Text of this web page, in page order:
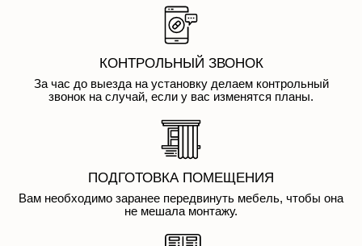
КОНТРОЛЬНЫЙ ЗВОНОК
За час до выезда на установку делаем контрольный
звонок на случай, если у вас изменятся планы.
ПОДГОТОВКА ПОМЕЩЕНИЯ
Вам необходимо заранее передвинуть мебель, чтобы она
не мешала монтажу.